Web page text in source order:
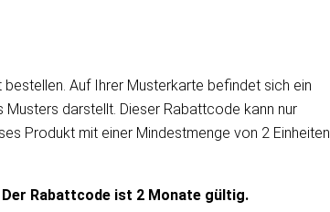
Auf Ihrer Musterkarte befindet sich ein
darstellt. Dieser Rabattcode kann nur
Produkt mit einer Mindestmenge von 2 Einheiten
Rabattcode ist 2 Monate gültig.